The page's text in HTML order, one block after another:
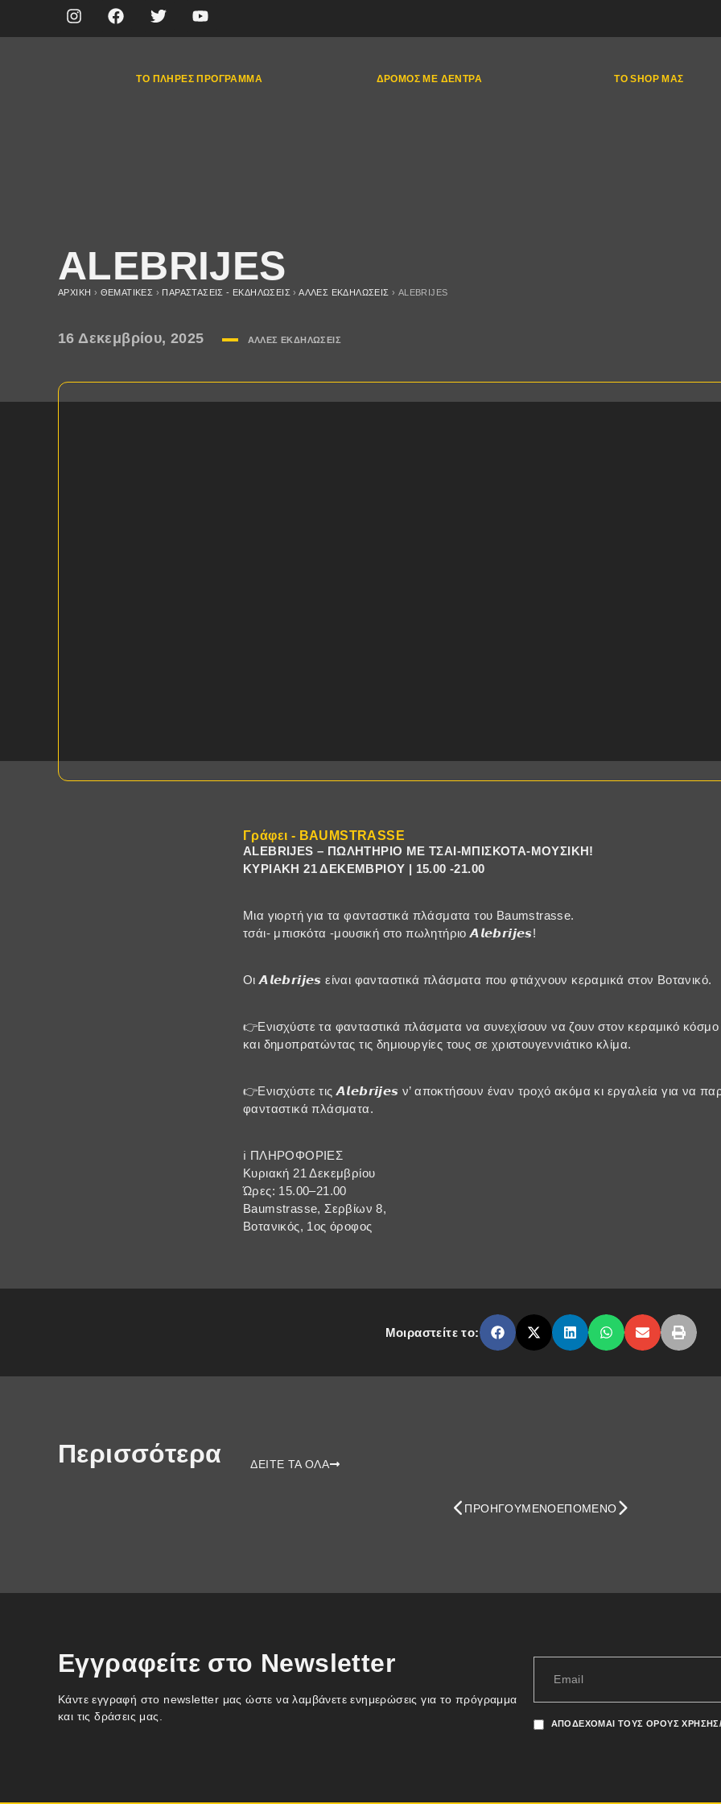
ΤΟ ΠΛΉΡΕΣ ΠΡΌΓΡΑΜΜΑ ΔΡΌΜΟΣ ΜΕ ΔΈΝΤΡΑ ΤΟ SHOP ΜΑΣ
ALEBRIJES
ΑΡΧΙΚΉ › ΘΕΜΑΤΙΚΈΣ › ΠΑΡΑΣΤΆΣΕΙΣ - ΕΚΔΗΛΏΣΕΙΣ ›ΆΛΛΕΣ ΕΚΔΗΛΏΣΕΙΣ › ALEBRIJES
16 Δεκεμβρίου, 2025 ΆΛΛΕΣ ΕΚΔΗΛΏΣΕΙΣ
Γράφει - BAUMSTRASSE
ALEBRIJES – ΠΩΛΗΤΗΡΙΟ ΜΕ ΤΣΑΙ-ΜΠΙΣΚΟΤΑ-ΜΟΥΣΙΚΗ!
ΚΥΡΙΑΚΗ 21 ΔΕΚΕΜΒΡΙΟΥ | 15.00 -21.00
Μια γιορτή για τα φανταστικά πλάσματα του Baumstrasse.
τσάι- μπισκότα -μουσική στο πωλητήριο 𝞐𝙡𝙚𝙗𝙧𝙞𝙟𝙚𝙨!
Οι 𝞐𝙡𝙚𝙗𝙧𝙞𝙟𝙚𝙨 είναι φανταστικά πλάσματα που φτιάχνουν κεραμικά στον Βοτανικό.
👉Ενισχύστε τα φανταστικά πλάσματα να συνεχίσουν να ζουν στον κεραμικό κόσμο
και δημοπρατώντας τις δημιουργίες τους σε χριστουγεννιάτικο κλίμα.
👉Ενισχύστε τις 𝞐𝙡𝙚𝙗𝙧𝙞𝙟𝙚𝙨 ν’ αποκτήσουν έναν τροχό ακόμα κι εργαλεία για να
φανταστικά πλάσματα.
ℹ️ ΠΛΗΡΟΦΟΡΙΕΣ
Κυριακή 21 Δεκεμβρίου
Ώρες: 15.00–21.00
Baumstrasse, Σερβίων 8,
Βοτανικός, 1ος όροφος
Μοιραστείτε το:
Περισσότερα ΔΕΙΤΕ ΤΑ ΟΛΑ
ΠΡΟΗΓΟΎΜΕΝΟΕΠΌΜΕΝΟ
Εγγραφείτε στο Newsletter
Κάντε εγγραφή στο newsletter μας ώστε να λαμβάνετε ενημερώσεις για το πρόγραμμα
και τις δράσεις μας.
ΑΠΟΔΈΧΟΜΑΙ ΤΟΥΣ ΌΡΟΥΣ